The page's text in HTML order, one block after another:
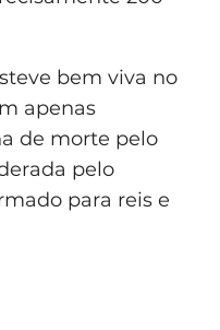
bem viva no
apenas
de morte pelo
pelo
para reis e